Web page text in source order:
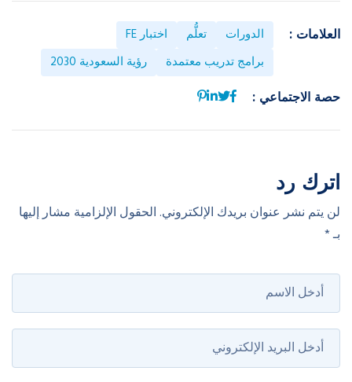
العلامات : الدورات تعلُّم
اختبار FE
برامج تدريب معتمدة
رؤية السعودية 2030
حصة الاجتماعي :
اترك رد
لن يتم نشر عنوان بريدك الإلكتروني.الحقول الإلزامية مشار إليها
بـ*